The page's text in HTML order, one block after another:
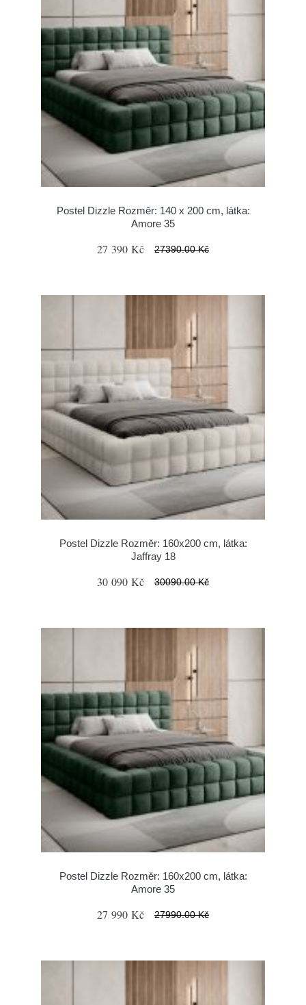
Postel Dizzle Rozměr: 140 x 200 cm, látka:
Amore 35
27 390 Kč 27390.00 Kč
Postel Dizzle Rozměr: 160x200 cm, látka:
Jaffray 18
30 090 Kč 30090.00 Kč
Postel Dizzle Rozměr: 160x200 cm, látka:
Amore 35
27 990 Kč 27990.00 Kč